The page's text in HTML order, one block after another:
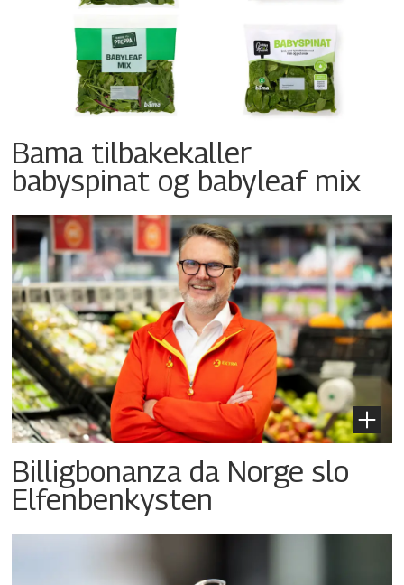
Bama tilbakekaller
babyspinat og babyleaf mix
Billigbonanza da Norge slo
Elfenbenkysten